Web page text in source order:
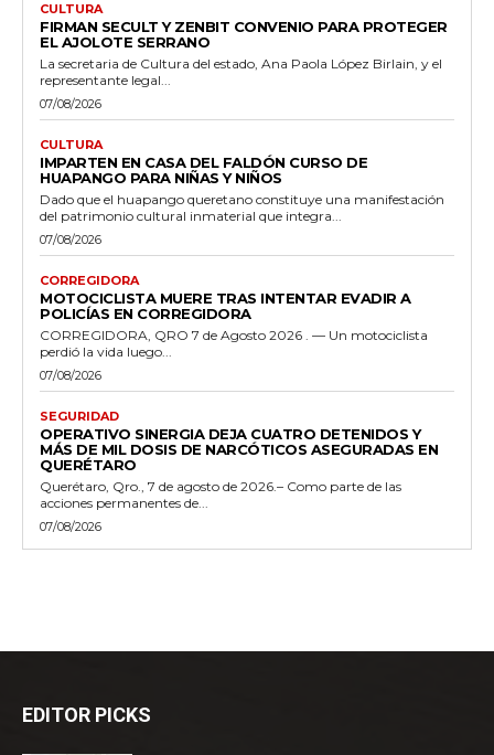
CULTURA
FIRMAN SECULT Y ZENBIT CONVENIO PARA PROTEGER
EL AJOLOTE SERRANO
La secretaria de Cultura del estado, Ana Paola López Birlain, y el
representante legal...
07/08/2026
CULTURA
IMPARTEN EN CASA DEL FALDÓN CURSO DE
HUAPANGO PARA NIÑAS Y NIÑOS
Dado que el huapango queretano constituye una manifestación
del patrimonio cultural inmaterial que integra...
07/08/2026
CORREGIDORA
MOTOCICLISTA MUERE TRAS INTENTAR EVADIR A
POLICÍAS EN CORREGIDORA
CORREGIDORA, QRO 7 de Agosto 2026 . — Un motociclista
perdió la vida luego...
07/08/2026
SEGURIDAD
OPERATIVO SINERGIA DEJA CUATRO DETENIDOS Y
MÁS DE MIL DOSIS DE NARCÓTICOS ASEGURADAS EN
QUERÉTARO
Querétaro, Qro., 7 de agosto de 2026.– Como parte de las
acciones permanentes de...
07/08/2026
EDITOR PICKS